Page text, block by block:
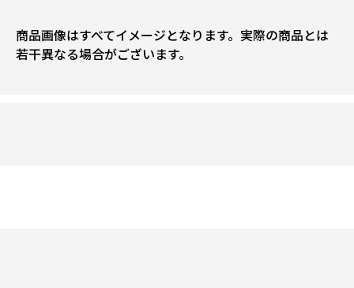
商品画像はすべてイメージとなります。実際の商品とは
若干異なる場合がございます。